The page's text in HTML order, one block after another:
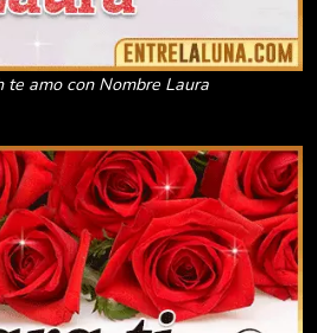
te amo con Nombre Laura